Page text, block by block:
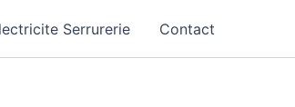
Serrurerie Contact